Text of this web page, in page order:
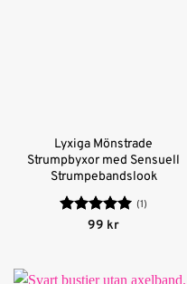
Lyxiga Mönstrade
Strumpbyxor med Sensuell
Strumpebandslook
Betygsatt
(1)
99 kr